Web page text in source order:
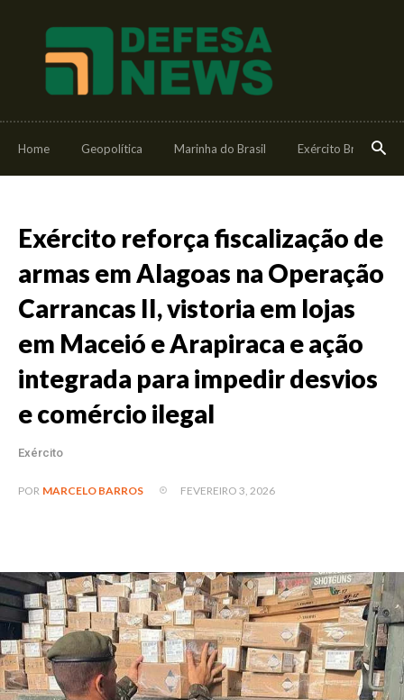
Home Geopolítica Marinha do Brasil Exército Brasileiro
Exército reforça fiscalização de
armas em Alagoas na Operação
Carrancas II, vistoria em lojas
em Maceió e Arapiraca e ação
integrada para impedir desvios
e comércio ilegal
Exército
POR MARCELO BARROS FEVEREIRO 3, 2026